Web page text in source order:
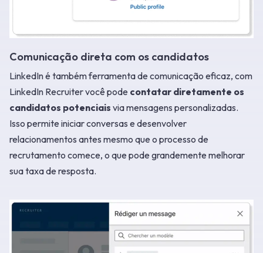
Comunicação direta com os candidatos
LinkedIn é também ferramenta de comunicação eficaz, com
LinkedIn Recruiter você pode contatar diretamente os
candidatos potenciais via mensagens personalizadas.
Isso permite iniciar conversas e desenvolver
relacionamentos antes mesmo que o processo de
recrutamento comece, o que pode grandemente melhorar
sua taxa de resposta.